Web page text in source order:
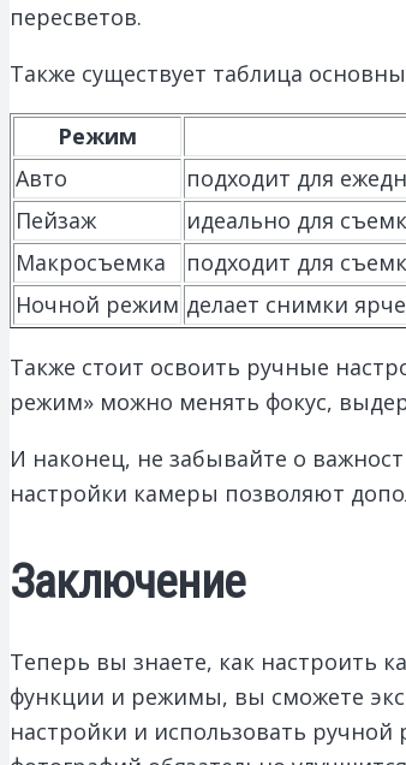
пересветов.
Также существует таблица
Режим
Авто
подходит для
Пейзаж
идеально для
Макросъемка
подходит для
Ночной режим делает снимки
Также стоит освоить ручные
режим» можно менять фокус,
И наконец, не забывайте о
настройки камеры позволяют
Заключение
Теперь вы знаете, как настроить
функции и режимы, вы сможете
настройки и использовать